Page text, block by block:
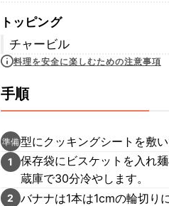
トッピング
チャービル
料理を安全に楽しむための注意事項
手順
準備型にクッキングシートを敷い
1
保存袋にビスケットを入れ
蔵庫で30分冷やします。
2 バナナは1本は1cmの輪切り